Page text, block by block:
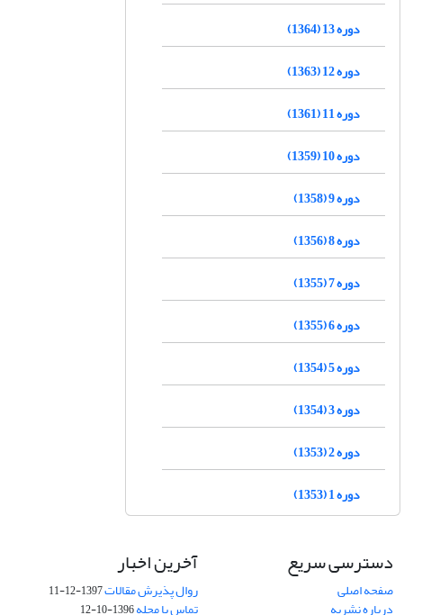
دوره 13 (1364)
دوره 12 (1363)
دوره 11 (1361)
دوره 10 (1359)
دوره 9 (1358)
دوره 8 (1356)
دوره 7 (1355)
دوره 6 (1355)
دوره 5 (1354)
دوره 3 (1354)
دوره 2 (1353)
دوره 1 (1353)
دسترسی سریع
صفحه اصلی
درباره نشریه
آخرین اخبار
روال پذیرش مقالات1397-12-11
تماس با مجله1396-10-12